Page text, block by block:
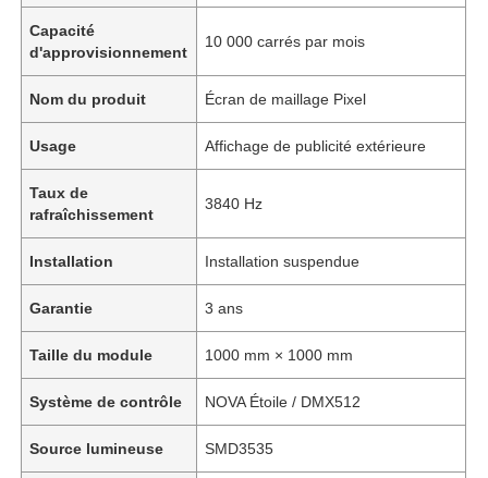
Capacité
d'approvisionnement
10 000 carrés par mois
Nom du produit Écran de maillage Pixel
Usage Affichage de publicité extérieure
Taux de
rafraîchissement
3840 Hz
Installation Installation suspendue
Garantie 3 ans
Taille du module 1000 mm × 1000 mm
Système de contrôle NOVA Étoile / DMX512
Source lumineuse SMD3535